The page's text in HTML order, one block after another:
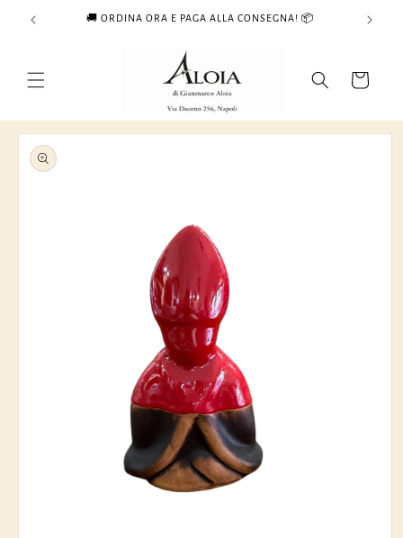
direttamente🚚 ORDINA ORA E PAGA ALLA CONSEGNA! 📦
Carrello
Passa alle
informazioni
sul prodotto